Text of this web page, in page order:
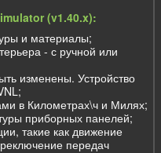
(v1.40.x):
и материалы;
- с ручной или
изменены. Устройство
в Километрах\ч и Милях;
приборных панелей;
такие как движение
передач